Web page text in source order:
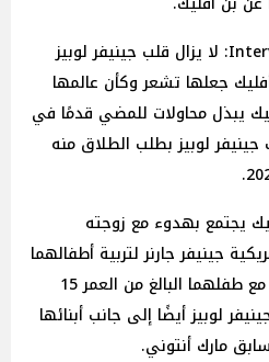
وأكد مصدر آخر لموقع Interview: لا يزال قلب جينيفر لوبيز
جعلها تشعر وكأن عالمها
يبذل محاولات للمضي قدمًا في
لوبيز بطلب الطلاق منه
يجتمع بهدوء مع زوجته
جينيفر جارنر لتربية أطفالهما
معًا، حيثُ حضرا حدثًا مسائيًا مع طفلهما البالغ من العمر 15
لوبيز أيضًا إلى جانب أبنائها
مارك أنتوني.